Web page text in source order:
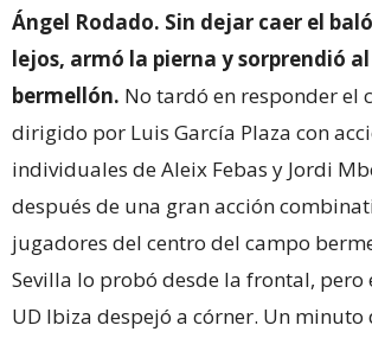
Ángel Rodado. Sin dejar caer el
lejos, armó la pierna y sorprendió
bermellón. No tardó en responder el
dirigido por Luis García Plaza con
individuales de Aleix Febas y Jordi
después de una gran acción
jugadores del centro del campo
Sevilla lo probó desde la frontal, pero
UD Ibiza despejó a córner. Un minuto